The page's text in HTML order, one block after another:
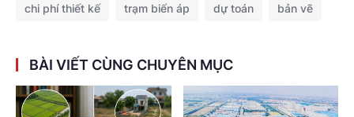
chi phí thiết kế trạm biến áp dự toán bản vẽ
BÀI VIẾT CÙNG CHUYÊN MỤC